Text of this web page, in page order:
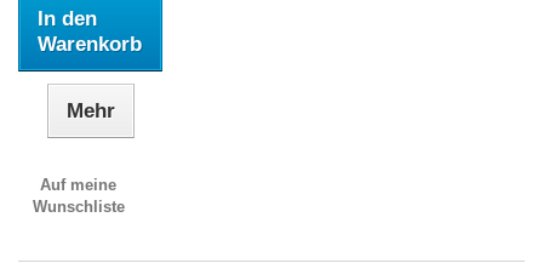
In den
Warenkorb
Mehr
Auf meine
Wunschliste